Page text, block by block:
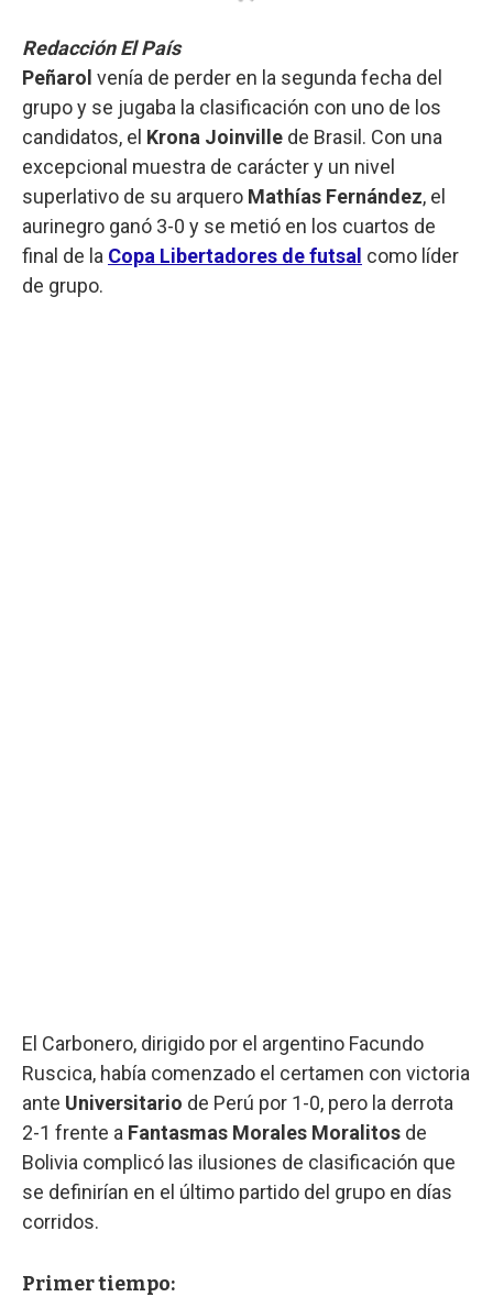
Redacción El País
Peñarol venía de perder en la segunda fecha del
grupo y se jugaba la clasificación con uno de los
candidatos, el Krona Joinville de Brasil. Con una
excepcional muestra de carácter y un nivel
superlativo de su arquero Mathías Fernández, el
aurinegro ganó 3-0 y se metió en los cuartos de
final de la Copa Libertadores de futsal como líder
de grupo.
El Carbonero, dirigido por el argentino Facundo
Ruscica, había comenzado el certamen con victoria
ante Universitario de Perú por 1-0, pero la derrota
2-1 frente a Fantasmas Morales Moralitos de
Bolivia complicó las ilusiones de clasificación que
se definirían en el último partido del grupo en días
corridos.
Primer tiempo: